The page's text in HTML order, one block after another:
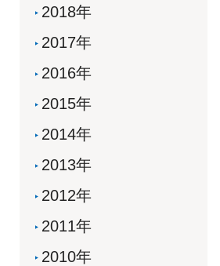
2018年
2017年
2016年
2015年
2014年
2013年
2012年
2011年
2010年